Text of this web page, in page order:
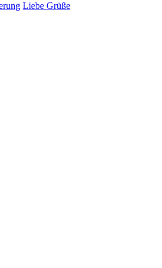
Liebe Grüße